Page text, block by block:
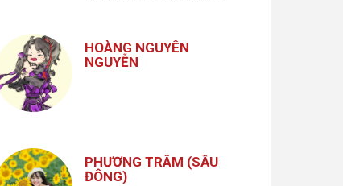
HOÀNG NGUYÊN
NGUYỄN
PHƯƠNG TRÂM (SẦU
ĐÔNG)